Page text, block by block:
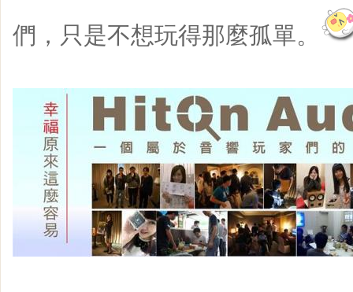
們，只是不想玩得那麼孤單。